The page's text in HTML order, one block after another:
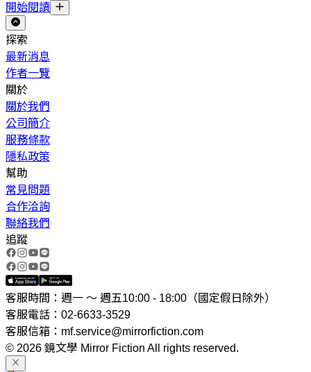
開始閱讀
探索
最新消息
作者一覽
關於
關於我們
公司簡介
服務條款
隱私政策
幫助
常見問題
合作洽詢
聯絡我們
追蹤
客服時間：週一 ～ 週五10:00 - 18:00（國定假日除外）
客服電話：02-6633-3529
客服信箱：mf.service@mirrorfiction.com
© 2026 鏡文學 Mirror Fiction All rights reserved.